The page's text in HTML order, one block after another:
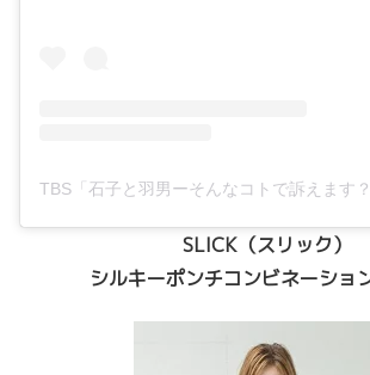
SLICK（スリック）
シルキーポンチコンビネーショ